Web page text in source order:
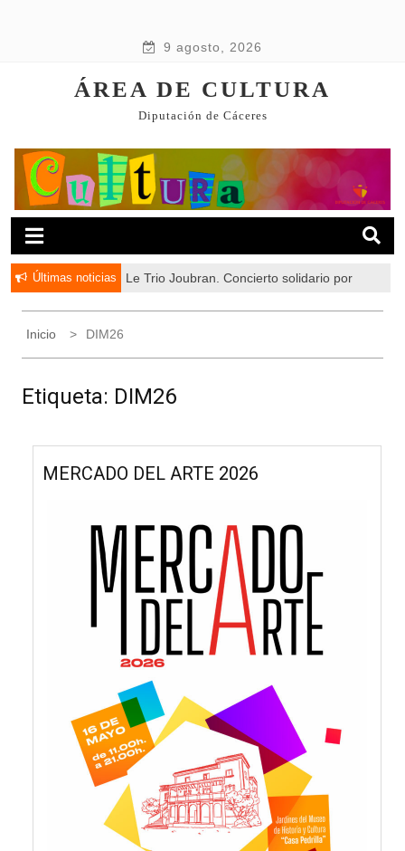
9 agosto, 2026
ÁREA DE CULTURA
Diputación de Cáceres
Últimas noticias
Le Trio Joubran. Concierto solidario por
Inicio DIM26
Etiqueta: DIM26
MERCADO DEL ARTE 2026